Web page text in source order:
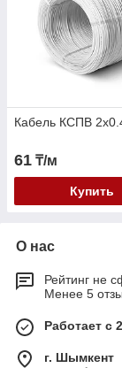
Кабель КСПВ
61 ₸/м
Купить
О нас
Рейтинг не
Менее 5
Работает с
г. Шымкент